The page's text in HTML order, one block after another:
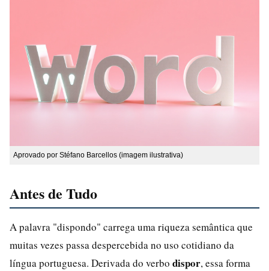
Aprovado por Stéfano Barcellos (imagem ilustrativa)
Antes de Tudo
A palavra "dispondo" carrega uma riqueza semântica que
muitas vezes passa despercebida no uso cotidiano da
língua portuguesa. Derivada do verbo dispor, essa forma